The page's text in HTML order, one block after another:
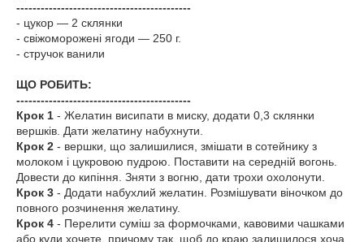
-------------------------------------------
- цукор — 2 склянки
- свіжоморожені ягоди — 250 г.
- стручок ванили
ЩО РОБИТЬ:
-------------------------------------------
Крок 1 - Желатин висипати в миску, додати 0,3 склянки
вершків. Дати желатину набухнути.
Крок 2 - вершки, що залишилися, змішати в сотейнику з
молоком і цукровою пудрою. Поставити на середній вогонь.
Довести до кипіння. Зняти з вогню, дати трохи охолонути.
Крок 3 - Додати набухлий желатин. Розмішувати віночком до
повного розчинення желатину.
Крок 4 - Перелити суміш за формочками, кавовими чашками
або куди хочете, причому так, щоб до краю залишилося хоча